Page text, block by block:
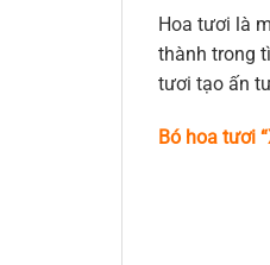
Hoa tươi là
thành trong
tươi tạo ấn
Bó